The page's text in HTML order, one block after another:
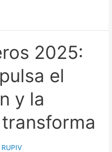
2025:
el
y la
RUPIV